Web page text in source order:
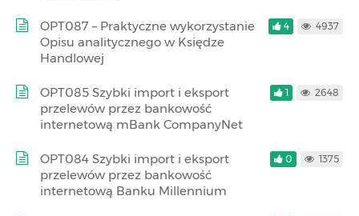
OPT087 – Praktyczne wykorzystanie
Opisu analitycznego w Księdze
Handlowej
4 4937
OPT085 Szybki import i eksport
przelewów przez bankowość
internetową mBank CompanyNet
1 2648
OPT084 Szybki import i eksport
przelewów przez bankowość
internetową Banku Millennium
0 1375